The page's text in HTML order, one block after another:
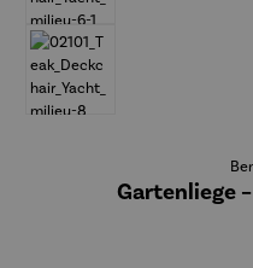
Gartenliege